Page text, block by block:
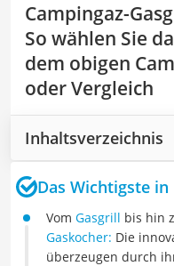
Campingaz-
So wählen Sie
dem obigen
oder Vergleich
Inhaltsverzeichnis
Das Wichtigste in
Vom Gasgrill bis hin
Gaskocher: Die
überzeugen durch